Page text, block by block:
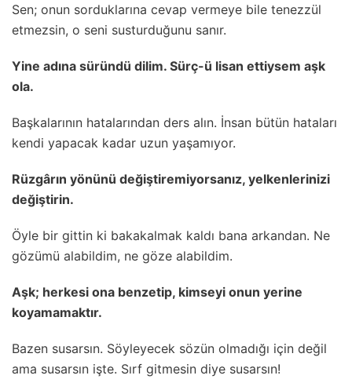
Sen; onun sorduklarına cevap vermeye bile tenezzül
etmezsin, o seni susturduğunu sanır.
Yine adına süründü dilim. Sürç-ü lisan ettiysem aşk
ola.
Başkalarının hatalarından ders alın. İnsan bütün hataları
kendi yapacak kadar uzun yaşamıyor.
Rüzgârın yönünü değiştiremiyorsanız, yelkenlerinizi
değiştirin.
Öyle bir gittin ki bakakalmak kaldı bana arkandan. Ne
gözümü alabildim, ne göze alabildim.
Aşk; herkesi ona benzetip, kimseyi onun yerine
koyamamaktır.
Bazen susarsın. Söyleyecek sözün olmadığı için değil
ama susarsın işte. Sırf gitmesin diye susarsın!